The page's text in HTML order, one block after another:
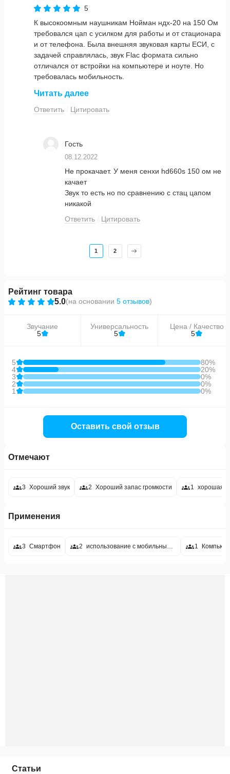
5
К высокоомным наушникам Нойман ндх-20 на 150 Ом
требовался цап с усилком для работы и от стационара
и от телефона. Была внешняя звуковая карты ЕСИ, с
задачей справлялась, звук Flac формата сильно
отличался от встройки на компьютере и ноуте. Но
требовалась мобильность.
прослушать и сравнить различные варианты. Не
сильно разбираюсь в этих резисторах на схеме Р2Р, но
хорошо прокачивают, изменений в качестве нет потому
Читать далее
Ответить Цитировать
Гость
08.12.2022
Не прокачает. У меня сенхи hd660s 150 ом не
качает
Звук то есть но по сравнению с стац цапом
никакой
Ответить
Цитировать
1 2
Рейтинг товара
5.0(на основании 5 отзывов)
Звучание
5
Универсальность
5
Цена / Качество
5
5
80%
4
20%
3
0%
2
0%
1
0%
Оставить свой отзыв
Отмечают
3 Хороший звук 2 Хороший запас громкости 1 хорошая
Применения
3 Смартфон 2 использование с мобильным телефоном 1
Статьи